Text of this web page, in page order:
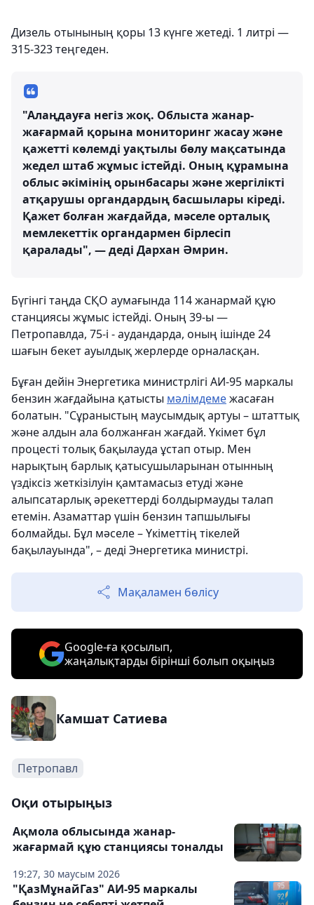
Дизель отынының қоры 13 күнге жетеді. 1 литрі —
315-323 теңгеден.
"Алаңдауға негіз жоқ. Облыста жанар-
жағармай қорына мониторинг жасау және
қажетті көлемді уақтылы бөлу мақсатында
жедел штаб жұмыс істейді. Оның құрамына
облыс әкімінің орынбасары және жергілікті
атқарушы органдардың басшылары кіреді.
Қажет болған жағдайда, мәселе орталық
мемлекеттік органдармен бірлесіп
қаралады", — деді Дархан Әмрин.
Бүгінгі таңда СҚО аумағында 114 жанармай құю
станциясы жұмыс істейді. Оның 39-ы —
Петропавлда, 75-і - аудандарда, оның ішінде 24
шағын бекет ауылдық жерлерде орналасқан.
Бұған дейін Энергетика министрлігі АИ-95 маркалы
бензин жағдайына қатысты мәлімдемежасаған
болатын. "Сұраныстың маусымдық артуы – штаттық
және алдын ала болжанған жағдай. Үкімет бұл
процесті толық бақылауда ұстап отыр. Мен
нарықтың барлық қатысушыларынан отынның
үздіксіз жеткізілуін қамтамасыз етуді және
алыпсатарлық әрекеттерді болдырмауды талап
етемін. Азаматтар үшін бензин тапшылығы
болмайды. Бұл мәселе – Үкіметтің тікелей
бақылауында", – деді Энергетика министрі.
Мақаламен бөлісу
Google-ға қосылып,
жаңалықтарды бірінші болып оқыңыз
Камшат Сатиева
Петропавл
Оқи отырыңыз
19:27, 30 маусым 2026
Ақмола облысында жанар-
жағармай құю станциясы тоналды
"ҚазМұнайГаз" АИ-95 маркалы